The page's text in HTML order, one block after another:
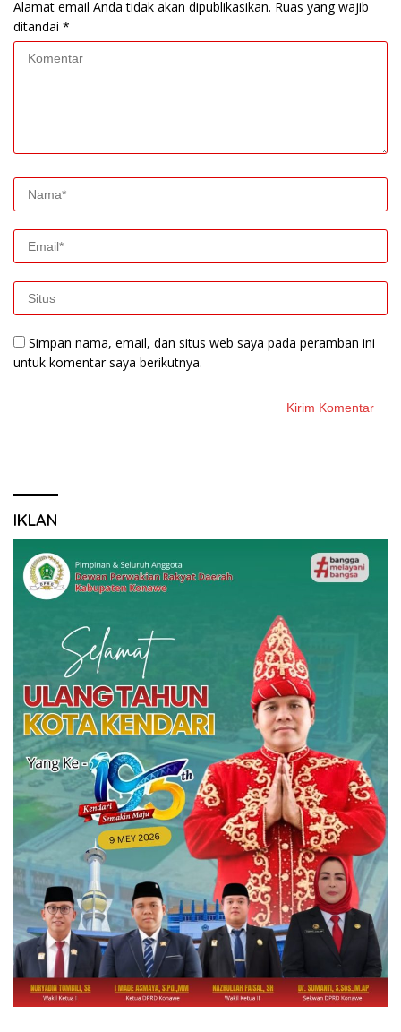
Alamat email Anda tidak akan dipublikasikan. Ruas yang wajib
ditandai *
Simpan nama, email, dan situs web saya pada peramban ini
untuk komentar saya berikutnya.
IKLAN